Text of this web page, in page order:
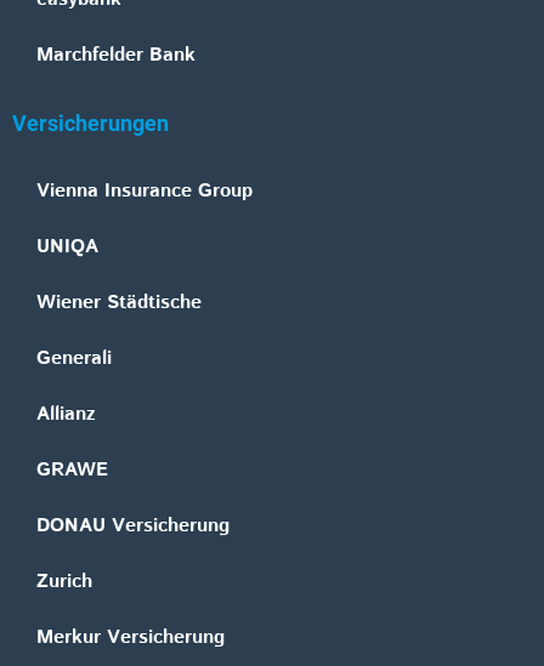
Marchfelder Bank
Versicherungen
Vienna Insurance Group
UNIQA
Wiener Städtische
Generali
Allianz
GRAWE
DONAU Versicherung
Zurich
Merkur Versicherung